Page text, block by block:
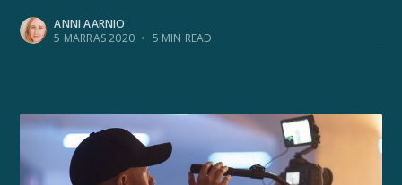
ANNI AARNIO
5 MARRAS 2020 • 5 MIN READ